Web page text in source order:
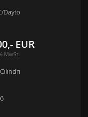
Dayto
EUR
MwSt.